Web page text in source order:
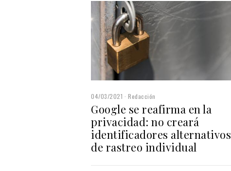
04/03/2021 Redacción
Google se reafirma en la
privacidad: no creará
identificadores alternativos
de rastreo individual